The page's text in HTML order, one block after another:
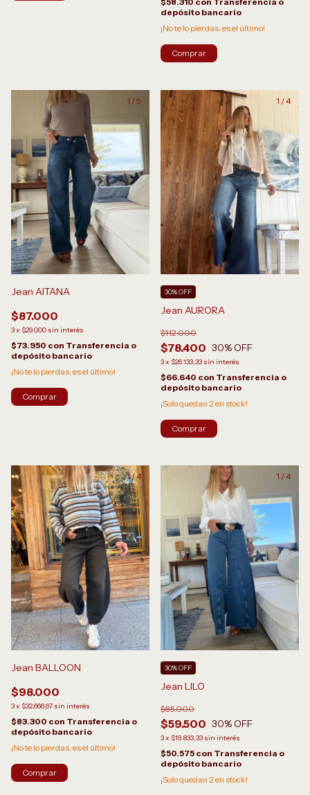
depósito bancario
¡No te lo pierdas, es el último!
Comprar
1 /5
Jean AITANA
$87.000
3x $29.000 sin interés
$73.950 con Transferencia o
depósito bancario
¡No te lo pierdas, es el último!
Comprar
1 /4
Jean AURORA
$78.400
$112.000
30% OFF
3x $26.133,33 sin interés
30% OFF
$66.640 con Transferencia o
depósito bancario
¡Solo quedan 2en stock!
Comprar
1/4
Jean BALLOON
$98.000
3x $32.666,67 sin interés
$83.300 con Transferencia o
depósito bancario
¡No te lo pierdas, es el último!
Comprar
1 /4
Jean LILO
$59.500
$85.000
30% OFF
3x $19.833,33 sin interés
30% OFF
$50.575 con Transferencia o
depósito bancario
¡Solo quedan 2 en stock!